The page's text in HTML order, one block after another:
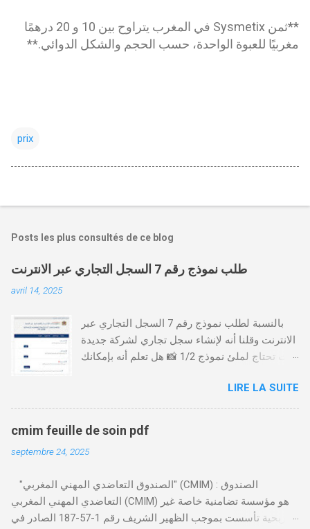
**ثمن Sysmetix في المغرب يتراوح بين 10 و 20 درهمًا
مغربيًا للعبوة الواحدة، حسب الحجم والشكل الدوائي.**
prix
Posts les plus consultés de ce blog
طلب نموذج رقم 7 السجل التجاري عبر الانترنت
avril 14, 2025
بالنسبة لطلب نموذج رقم 7 السجل التجاري عبر
الانترنت وقلنا أنه لإنشاء سجل تجاري لشركة جديدة
أنت تحتاج لملئ نموذج 1/2 📸 هل تعلم أنه بإمكانك
من خلال الموقع التابع لوزارة العدل، بدون الحاجة
للتنقل للمحكمة التجارية
https://servicesenligne.justice.gov.ma كيفية
طلب النموذجين 7 و 9 من الإنترنت في المغرب .
الخطوات: الدخول إلى موقع المحاكم-
المعلومات الشخصية إضافة معلومات الطالب .
دفع واجب الأداء 20 درهم عن طريق البطاقة
البنكية. تأكيد العملية . استلام النموذج في مدة
LIRE LA SUITE
cmim feuille de soin pdf
septembre 24, 2025
"الصندوق التعاضدي المهني المغربي" (CMIM) : الصندوق
التعاضدي المهني المغربي (CMIM) هو مؤسسة تضامنية خاصة غير
ربحية تأسست بموجب الظهير الشريف رقم 1-57-187 الصادر في